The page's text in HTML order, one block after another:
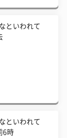
といわれて
といわれて
6時